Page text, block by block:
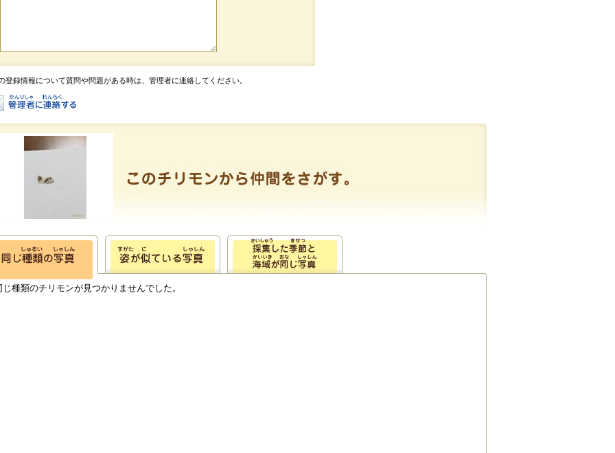
登録情報について質問や問題がある時は、管理者に連絡してください。
じ種類のチリモンが見つかりませんでした。